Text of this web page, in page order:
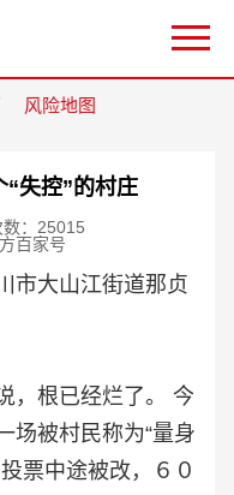
风险地图
“失控”的村庄
数：25015
百家号
市大山江街道那贞
，根已经烂了。 今
场被村民称为“量身
票中途被改，６０